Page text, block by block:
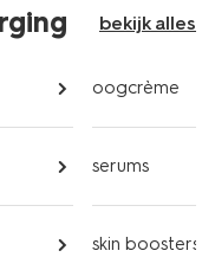
bekijk alles
oogcrème
serums
skin boosters